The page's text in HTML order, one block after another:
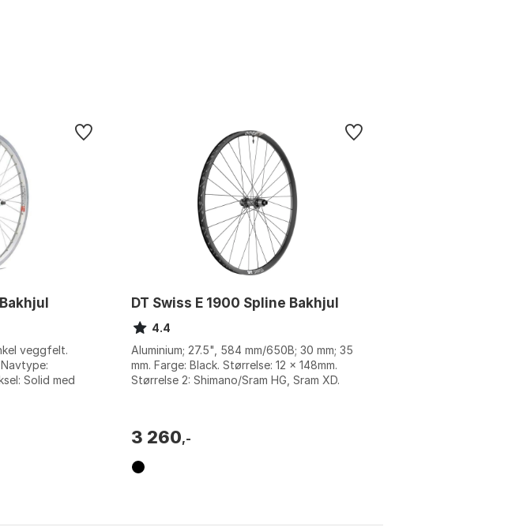
veggfelt.
Solid med
DT Swiss E 1900 Spline Bakhjul
4.4
Aluminium; 27.5", 584 mm/650B; 30 mm; 35
mm. Farge: Black. Størrelse: 12 x 148mm.
Størrelse 2: Shimano/Sram HG, Sram XD.
3 260,-